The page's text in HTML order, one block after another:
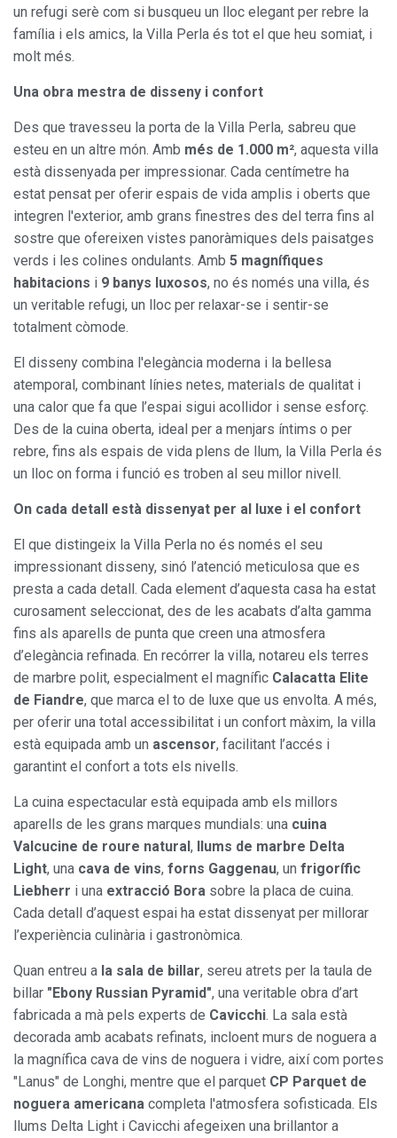
un refugi serè com si busqueu un lloc elegant per rebre la
família i els amics, la Villa Perla és tot el que heu somiat, i
molt més.
Una obra mestra de disseny i confort
Des que travesseu la porta de la Villa Perla, sabreu que
esteu en un altre món. Amb més de 1.000 m², aquesta villa
està dissenyada per impressionar. Cada centímetre ha
estat pensat per oferir espais de vida amplis i oberts que
integren l'exterior, amb grans finestres des del terra fins al
sostre que ofereixen vistes panoràmiques dels paisatges
verds i les colines ondulants. Amb 5 magnífiques
habitacions i 9 banys luxosos, no és només una villa, és
un veritable refugi, un lloc per relaxar-se i sentir-se
totalment còmode.
El disseny combina l'elegància moderna i la bellesa
atemporal, combinant línies netes, materials de qualitat i
una calor que fa que l’espai sigui acollidor i sense esforç.
Des de la cuina oberta, ideal per a menjars íntims o per
rebre, fins als espais de vida plens de llum, la Villa Perla és
un lloc on forma i funció es troben al seu millor nivell.
On cada detall està dissenyat per al luxe i el confort
El que distingeix la Villa Perla no és només el seu
impressionant disseny, sinó l’atenció meticulosa que es
presta a cada detall. Cada element d’aquesta casa ha estat
curosament seleccionat, des de les acabats d’alta gamma
fins als aparells de punta que creen una atmosfera
d’elegància refinada. En recórrer la villa, notareu els terres
de marbre polit, especialment el magnífic Calacatta Elite
de Fiandre, que marca el to de luxe que us envolta. A més,
per oferir una total accessibilitat i un confort màxim, la villa
està equipada amb un ascensor, facilitant l’accés i
garantint el confort a tots els nivells.
La cuina espectacular està equipada amb els millors
aparells de les grans marques mundials: una cuina
Valcucine de roure natural ,
llums de marbre Delta
Light, una cava de vins, forns Gaggenau, un frigorífic
Liebherr i una extracció Bora sobre la placa de cuina.
Cada detall d’aquest espai ha estat dissenyat per millorar
l’experiència culinària i gastronòmica.
Quan entreu a la sala de billar, sereu atrets per la taula de
billar "Ebony Russian Pyramid", una veritable obra d’art
fabricada a mà pels experts de Cavicchi. La sala està
decorada amb acabats refinats, incloent murs de noguera a
la magnífica cava de vins de noguera i vidre, així com portes
"Lanus" de Longhi, mentre que el parquet CP Parquet de
noguera americana completa l'atmosfera sofisticada. Els
llums Delta Light i Cavicchi afegeixen una brillantor a